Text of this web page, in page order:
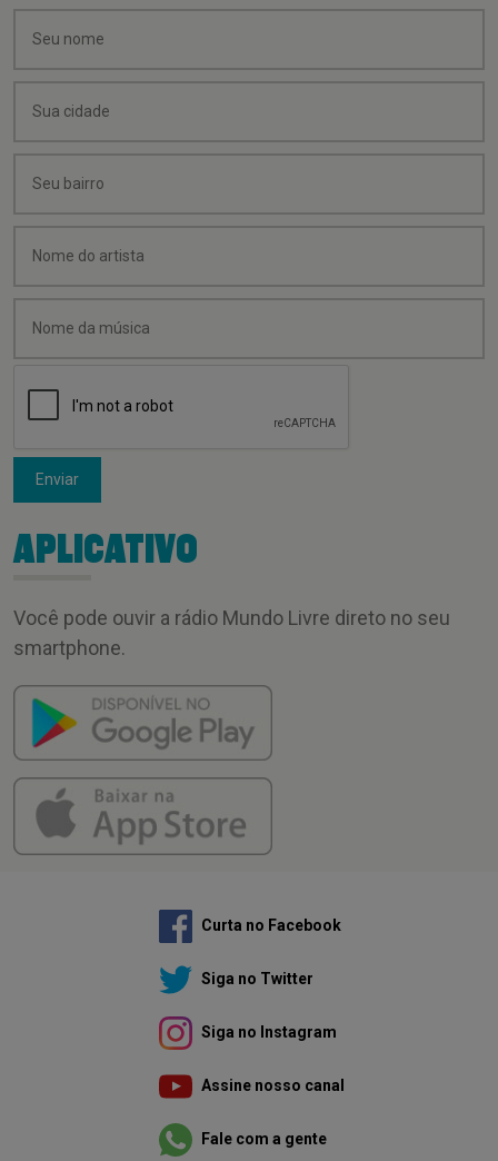
Enviar
APLICATIVO
Você pode ouvir a rádio Mundo Livre direto no seu
smartphone.
Curta no Facebook
Siga no Twitter
Siga no Instagram
Assine nosso canal
Fale com a gente